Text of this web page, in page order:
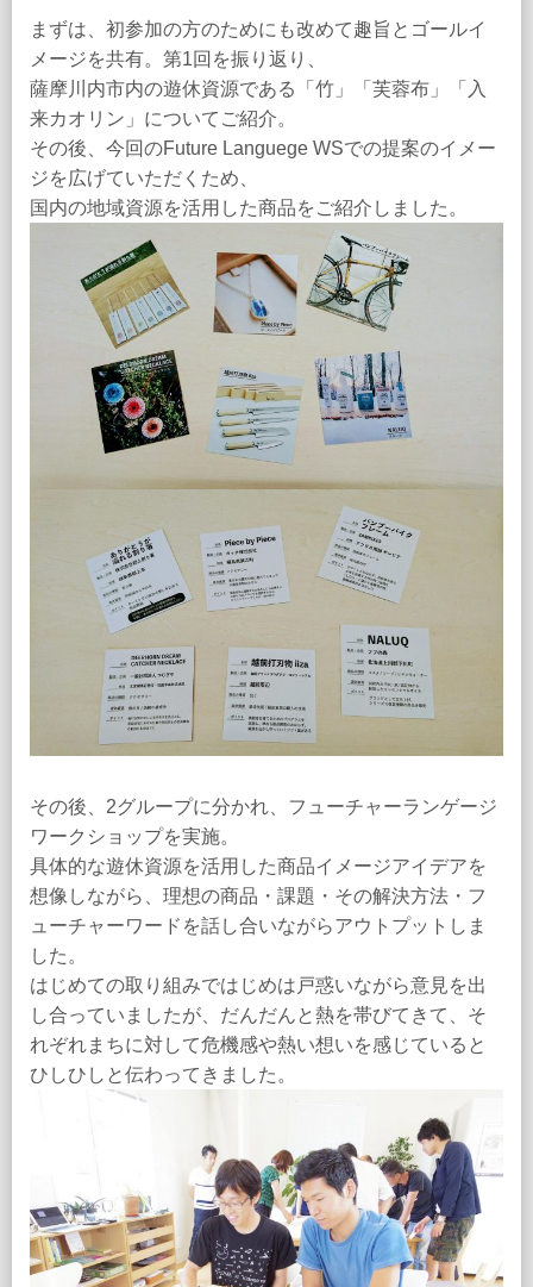
まずは、初参加の方のためにも改めて趣旨とゴールイ
メージを共有。第1回を振り返り、
薩摩川内市内の遊休資源である「竹」「芙蓉布」「入
来カオリン」についてご紹介。
その後、今回のFuture Languege WSでの提案のイメー
ジを広げていただくため、
国内の地域資源を活用した商品をご紹介しました。
その後、2グループに分かれ、フューチャーランゲージ
ワークショップを実施。
具体的な遊休資源を活用した商品イメージアイデアを
想像しながら、理想の商品・課題・その解決方法・フ
ューチャーワードを話し合いながらアウトプットしま
した。
はじめての取り組みではじめは戸惑いながら意見を出
し合っていましたが、だんだんと熱を帯びてきて、そ
れぞれまちに対して危機感や熱い想いを感じていると
ひしひしと伝わってきました。